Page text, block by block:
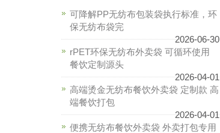
可降解PP无纺布包装袋执行标准，环
保无纺布袋完
2026-06-30
rPET环保无纺布外卖袋 可循环使用
餐饮定制源头
2026-04-01
高端烫金无纺布餐饮外卖袋 定制款 高
端餐饮打包
2026-04-01
便携无纺布餐饮外卖袋 外卖打包专用